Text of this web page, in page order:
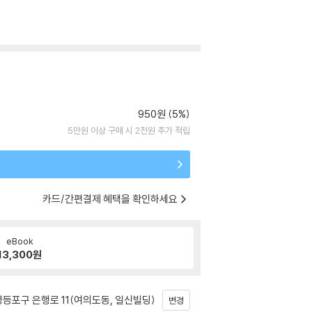
950원 (5%)
5만원 이상 구매 시 2천원 추가 적립
카드/간편결제 혜택을 확인하세요
eBook
원
포구 은행로 11(여의도동, 일신빌딩) 변경